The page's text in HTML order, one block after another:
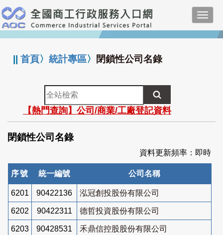
跳
到
主
要
:::
||首頁〉統計專區〉 閉鎖性公司名錄
全
站
檢
索
【熱門查詢】公司/商業/工廠登記資料
閉鎖性公司名錄
資料更新頻率：即時
序號 統一編號 公司名稱
6201 90422136 泓冠創投股份有限公司
6202 90422311 德哲投資股份有限公司
6203 90428531 禾鼎信控股股份有限公司